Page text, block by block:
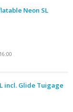
Neon SL
incl. Glide Tuigage